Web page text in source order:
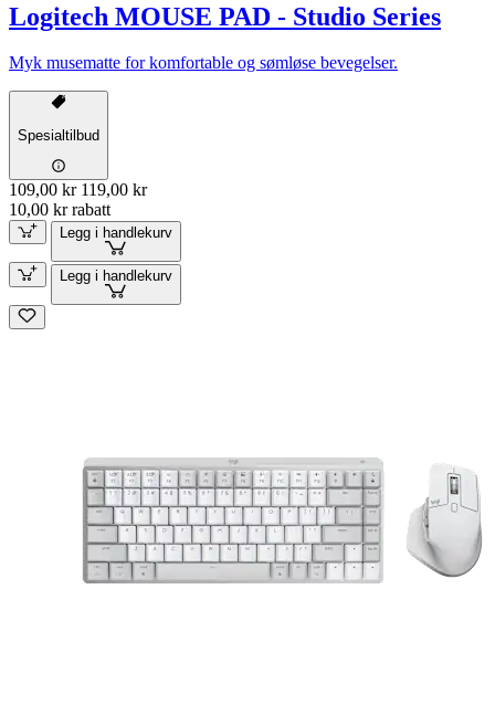
Logitech MOUSE PAD - Studio Series
Myk musematte for komfortable og sømløse bevegelser.
Spesialtilbud
109,00 kr 119,00 kr
10,00 kr rabatt
Legg i handlekurv
Legg i handlekurv